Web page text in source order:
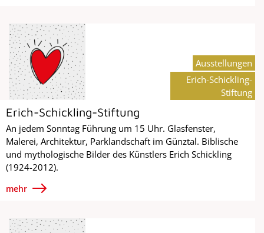
Erich-Schickling-Stiftung
An jedem Sonntag Führung um 15 Uhr. Glasfenster,
Malerei, Architektur, Parklandschaft im Günztal. Biblische
und mythologische Bilder des Künstlers Erich Schickling
(1924-2012).
mehr
Ausstellungen
Erich-Schickling-
Stiftung